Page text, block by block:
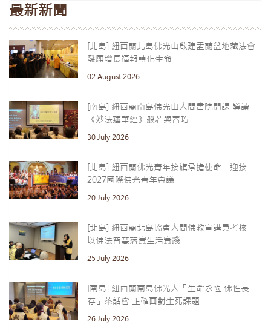
最新新聞
[北島] 紐西蘭北島佛光山啟建盂蘭盆地藏法會
發願增長福報轉化生命
02 August 2026
[南島] 紐西蘭南島佛光山人間書院開課 導讀
《妙法蓮華經》般若與善巧
30 July 2026
[北島] 紐西蘭佛光青年接旗承擔使命 迎接
2027國際佛光青年會議
20 July 2026
[北島] 紐西蘭北島協會人間佛教宣講員考核
以佛法智慧落實生活實踐
25 July 2026
[南島] 紐西蘭南島佛光人「生命永恆 佛性長
存」茶話會 正確面對生死課題
26 July 2026